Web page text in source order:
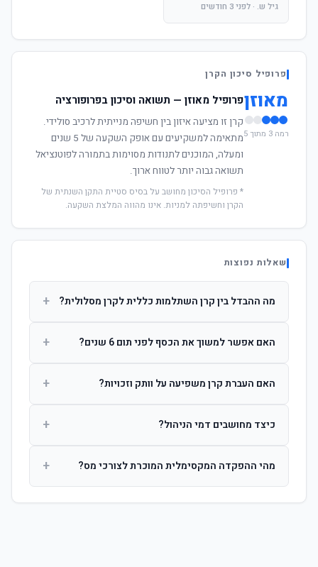
גיל ש. · לפני 3 חודשים
פרופיל סיכון הקרן
מאוזן
רמה 3 מתוך 5
פרופיל מאוזן — תשואה וסיכון בפרופורציה
קרן זו מציעה איזון בין חשיפה מנייתית לרכיב סולידי.
מתאימה למשקיעים עם אופק השקעה של 5 שנים
ומעלה, המוכנים לתנודות מסוימות בתמורה לפוטנציאל
תשואה גבוה יותר לטווח ארוך.
* פרופיל הסיכון מחושב על בסיס סטיית התקן השנתית של
הקרן וחשיפתה למניות. אינו מהווה המלצת השקעה.
שאלות נפוצות
מה ההבדל בין קרן השתלמות כללית לקרן מסלולית? +
ההשקעות. קרן מסלולית עוקבת אחרי מדד ספציפי ומאפשרת
האם אפשר למשוך את הכסף לפני תום 6 שנים? +
הרווחים. לאחר 6 שנים ניתן למשוך פטור ממס עד לתקרה
האם העברת קרן משפיעה על וותק וזכויות? +
החברות. הוותק ממשיך להיספר מיום ההפקדה הראשונה.
כיצד מחושבים דמי הניהול? +
ומתן על שיעורם בעת הצטרפות.
מהי ההפקדה המקסימלית המוכרת לצורכי מס? +